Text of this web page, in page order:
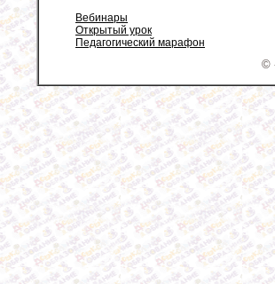
Вебинары
Открытый урок
Педагогический марафон
©